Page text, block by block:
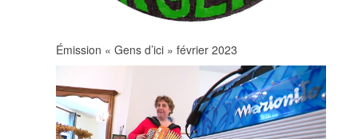
Émission « Gens d’ici » février 2023